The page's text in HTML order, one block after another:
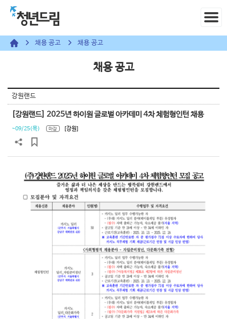
채용 공고 채용 공고
채용 공고
강원랜드
[강원랜드] 2025년 하이원 글로벌 아카데미 4차 체험형인턴 채용
~09/25(목) 마감 [강원]